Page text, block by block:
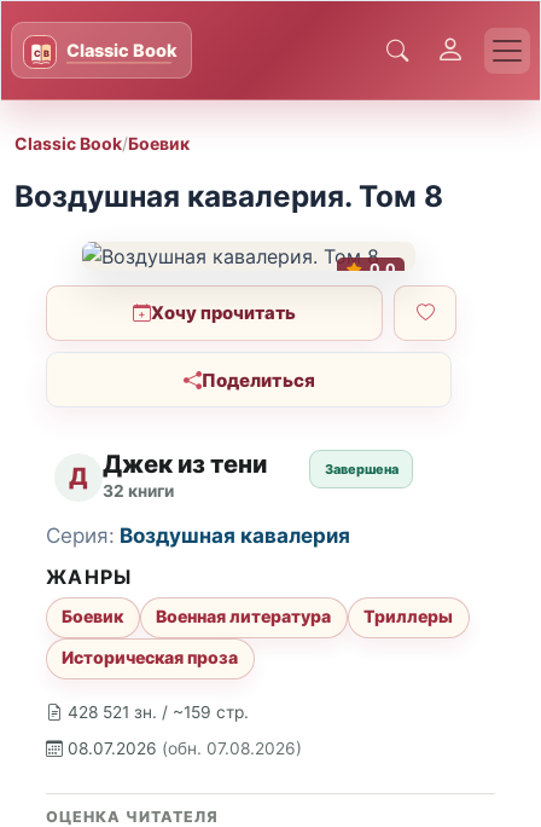
Classic Book/Боевик
Воздушная кавалерия. Том 8
0.0
Хочу прочитать
Поделиться
Д Джек из тени
32 книги
Завершена
428 521 зн. / ~159 стр.
08.07.2026 (обн. 07.08.2026)
Серия: Воздушная кавалерия
ЖАНРЫ
Боевик Военная литература
Триллеры
Историческая проза
ОЦЕНКА ЧИТАТЕЛЯ